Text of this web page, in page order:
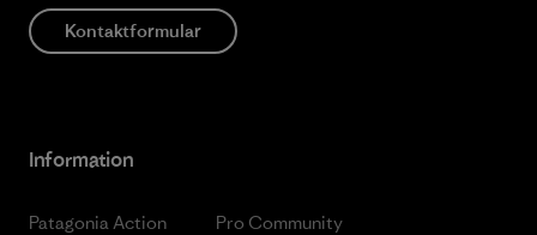
Kontaktformular
Information
Patagonia Action
Pro Community